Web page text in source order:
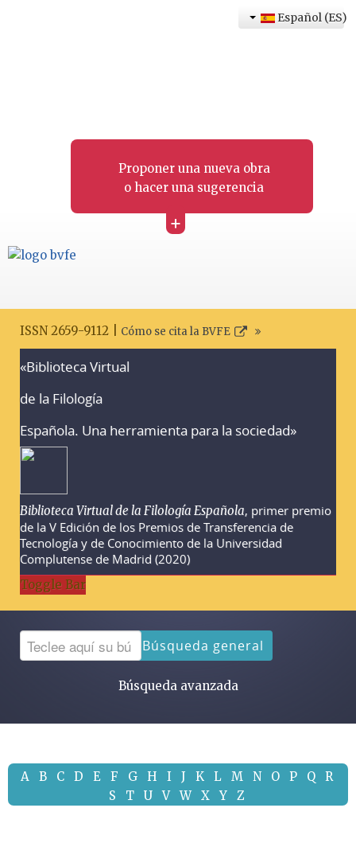
Proponer una nueva obra
o hacer una sugerencia
+
Español (ES)
ISSN 2659-9112 | Cómo se cita la BVFE
«Biblioteca Virtual
de la Filología
Española. Una herramienta para la sociedad»
Biblioteca Virtual de la Filología Española, primer premio
de la V Edición de los Premios de Transferencia de
Tecnología y de Conocimiento de la Universidad
Complutense de Madrid (2020)
Toggle Bar
Búsqueda general
Búsqueda avanzada
A B C D E F G H I J K L M N O P Q
R
S
T U V W X Y Z